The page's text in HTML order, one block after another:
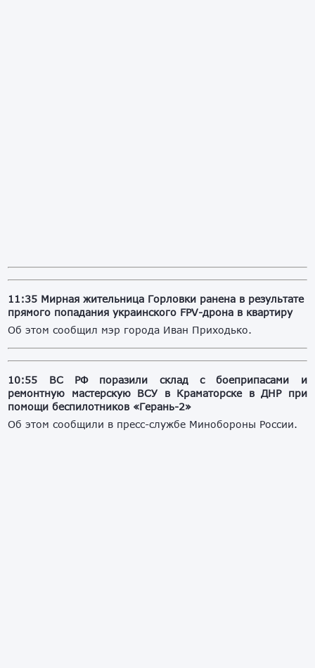
11:35 Мирная жительница Горловки ранена в результате
прямого попадания украинского FPV-дрона в квартиру
Об этом сообщил мэр города Иван Приходько.
10:55 ВС РФ поразили склад с боеприпасами и
ремонтную мастерскую ВСУ в Краматорске в ДНР при
помощи беспилотников «Герань-2»
Об этом сообщили в пресс-службе Минобороны России.